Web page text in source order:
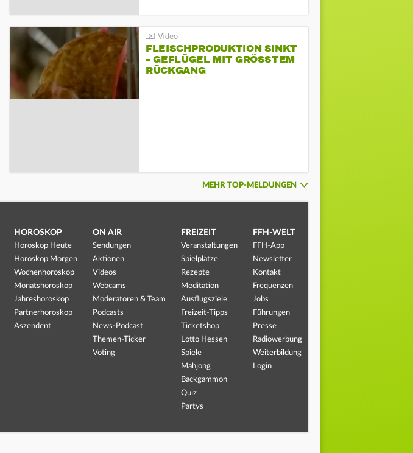
FLEISCHPRODUKTION SINKT
– GEFLÜGEL MIT GRÖSSTEM R
ÜCKGANG
MEHR TOP-MELDUNGEN
HOROSKOP
Horoskop Heute
Horoskop Morgen
Wochenhoroskop
Monatshoroskop
Jahreshoroskop
Partnerhoroskop
Aszendent
ON AIR
Sendungen
Aktionen
Videos
Webcams
Moderatoren & Team
Podcasts
News-Podcast
Themen-Ticker
Voting
FREIZEIT
Veranstaltungen
Spielplätze
Rezepte
Meditation
Ausflugsziele
Freizeit-Tipps
Ticketshop
Lotto Hessen
Spiele
Mahjong
Backgammon
Quiz
Partys
FFH-WELT
FFH-App
Newsletter
Kontakt
Frequenzen
Jobs
Führungen
Presse
Radiowerbung
Weiterbildung
Login